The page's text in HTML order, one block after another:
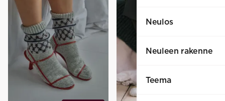
Neulos
Neuleen rakenne
Teema